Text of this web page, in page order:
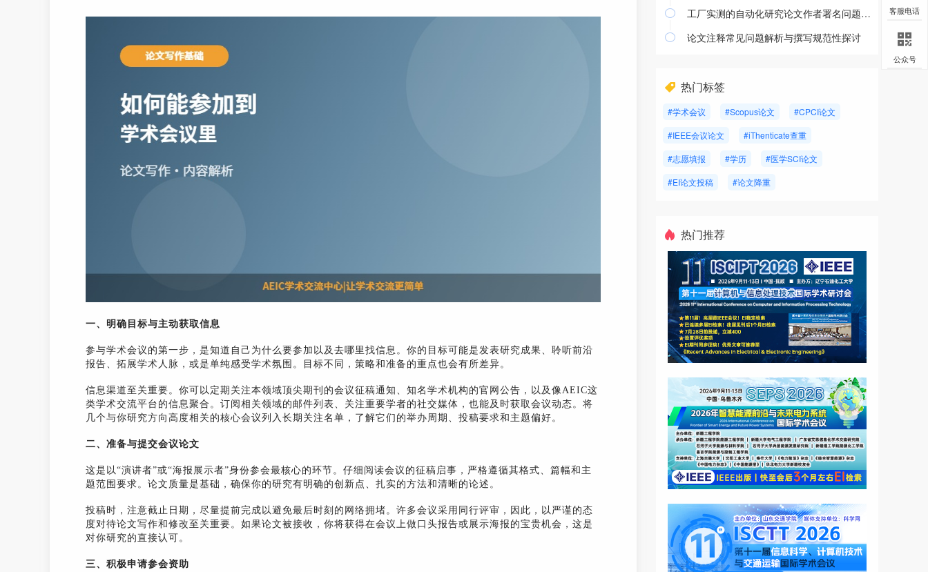
一、明确目标与主动获取信息
参与学术会议的第一步，是知道自己为什么要参加以及去哪里找信息。你的目标可能是发表研究成果、聆听前沿
报告、拓展学术人脉，或是单纯感受学术氛围。目标不同，策略和准备的重点也会有所差异。
信息渠道至关重要。你可以定期关注本领域顶尖期刊的会议征稿通知、知名学术机构的官网公告，以及像AEIC这
类学术交流平台的信息聚合。订阅相关领域的邮件列表、关注重要学者的社交媒体，也能及时获取会议动态。将
几个与你研究方向高度相关的核心会议列入长期关注名单，了解它们的举办周期、投稿要求和主题偏好。
二、准备与提交会议论文
这是以“演讲者”或“海报展示者”身份参会最核心的环节。仔细阅读会议的征稿启事，严格遵循其格式、篇幅和主
题范围要求。论文质量是基础，确保你的研究有明确的创新点、扎实的方法和清晰的论述。
投稿时，注意截止日期，尽量提前完成以避免最后时刻的网络拥堵。许多会议采用同行评审，因此，以严谨的态
度对待论文写作和修改至关重要。如果论文被接收，你将获得在会议上做口头报告或展示海报的宝贵机会，这是
对你研究的直接认可。
三、积极申请参会资助
 工厂实测的自动化研究论文作者署名问题探讨
 论文注释常见问题解析与撰写规范性探讨
热门标签
#学术会议 #Scopus论文
#CPCI论文
#IEEE会议论文
#iThenticate查重
#志愿填报
#学历
#医学SCI论文
#EI论文投稿
#论文降重
热门推荐
客服电话
公众号